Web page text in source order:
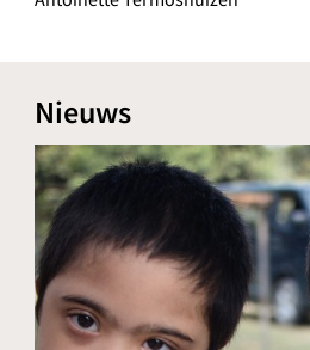
Nieuws